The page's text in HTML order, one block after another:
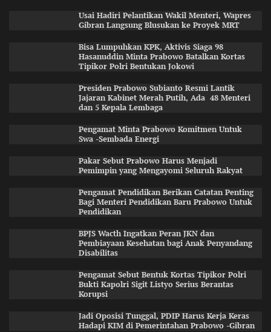
Usai Hadiri Pelantikan Wakil Menteri, Wapres
Gibran Langsung Blusukan ke Proyek MRT
Bisa Lumpuhkan KPK, Aktivis Siaga 98
Hasanuddin Minta Prabowo Batalkan Kortas
Tipikor Polri Bentukan Jokowi
Presiden Prabowo Subianto Resmi Lantik
Jajaran Kabinet Merah Putih, Ada 48 Menteri
dan 5 Kepala Lembaga
Pengamat Minta Prabowo Komitmen Untuk
Swa -Sembada Energi
Pakar Sebut Prabowo Harus Menjadi
Pemimpin yang Mengayomi Seluruh Rakyat
Pengamat Pendidikan Berikan Catatan Penting
Bagi Menteri Pendidikan Baru Prabowo Untuk
Pendidikan
BPJS Wacth Ingatkan Peran JKN dan
Pembiayaan Kesehatan bagi Anak Penyandang
Disabilitas
Pengamat Sebut Bentuk Kortas Tipikor Polri
Bukti Kapolri Sigit Listyo Serius Berantas
Korupsi
Jadi Oposisi Tunggal, PDIP Harus Kerja Keras
Hadapi KIM di Pemerintahan Prabowo -Gibran